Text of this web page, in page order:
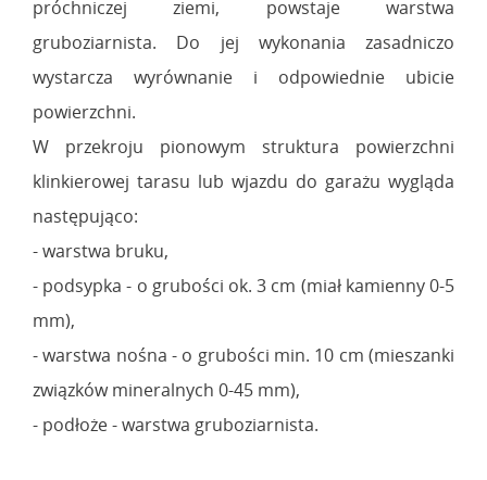
próchniczej ziemi, powstaje warstwa
gruboziarnista. Do jej wykonania zasadniczo
wystarcza wyrównanie i odpowiednie ubicie
powierzchni.
W przekroju pionowym struktura powierzchni
klinkierowej tarasu lub wjazdu do garażu wygląda
następująco:
- warstwa bruku,
- podsypka - o grubości ok. 3 cm (miał kamienny 0-5
mm),
- warstwa nośna - o grubości min. 10 cm (mieszanki
związków mineralnych 0-45 mm),
- podłoże - warstwa gruboziarnista.